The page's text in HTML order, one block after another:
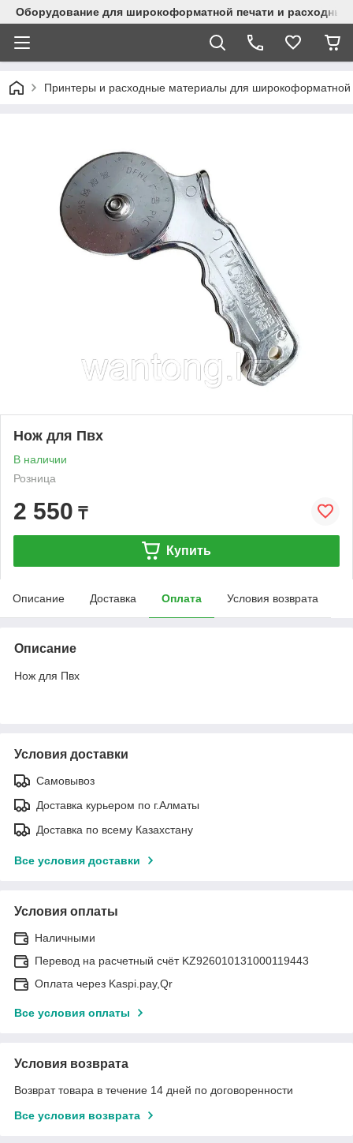
Оборудование для широкоформатной печати и
Принтеры и расходные материалы для широкоформатной
Нож для Пвх
В наличии
Розница
2 550 ₸
Купить
Описание Доставка Оплата Условия возврата
Описание
Нож для Пвх
Условия доставки
Самовывоз
Доставка курьером по г.Алматы
Доставка по всему Казахстану
Все условия доставки
Условия оплаты
Наличными
Перевод на расчетный счёт KZ926010131000119443
Оплата через Kaspi.pay,Qr
Все условия оплаты
Условия возврата
Возврат товара в течение 14 дней по договоренности
Все условия возврата